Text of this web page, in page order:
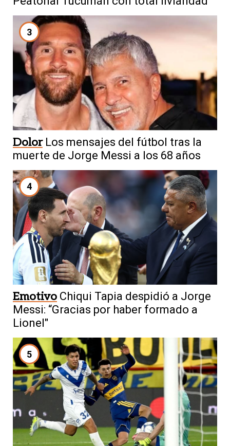
3
Dolor Los mensajes del fútbol tras la
muerte de Jorge Messi a los 68 años
4
Emotivo Chiqui Tapia despidió a Jorge
Messi: “Gracias por haber formado a
Lionel"
5